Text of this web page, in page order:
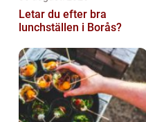
Letar du efter bra
lunchställen i Borås?